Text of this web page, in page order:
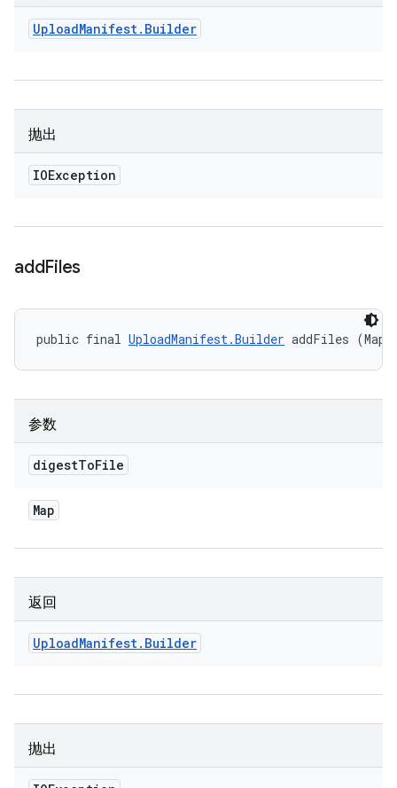
UploadManifest. Builder
抛出
IOException
addFiles
public final UploadManifest.Builder addFiles
参数
digestToFile
Map
返回
UploadManifest. Builder
抛出